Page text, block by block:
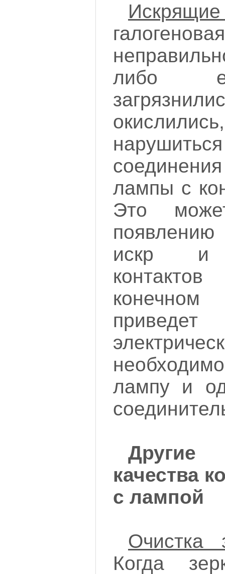
либо
лампы с
Это
искр и
лампу и
качества
с лампой
Очистка
Когда